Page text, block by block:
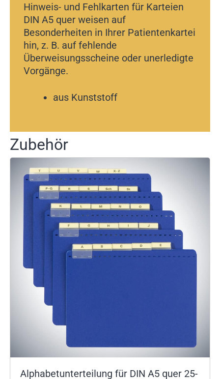
Hinweis- und Fehlkarten für Karteien
DIN A5 quer weisen auf
Besonderheiten in Ihrer Patientenkartei
hin, z. B. auf fehlende
Überweisungsscheine oder unerledigte
Vorgänge.
aus Kunststoff
Zubehör
Alphabetunterteilung für DIN A5 quer 25-